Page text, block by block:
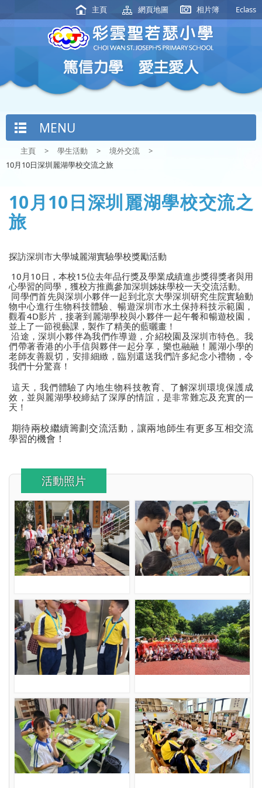
主頁 網頁地圖 相片簿 Eclass
MENU
主頁 > 學生活動 > 境外交流
>
10月10日深圳麗湖學校交流之旅
10月10日深圳麗湖學校交流之
旅
探訪深圳市大學城麗湖實驗學校獎勵活動
10月 10日，本校15位去年品行獎及學業成績進步獎得獎者與用
心學習的同學，獲校方推薦參加深圳姊妹學校一天交流活動。
同學們首先與深圳小夥伴一起到北京大學深圳研究生院實驗動
物中心進行生物科技體驗、暢遊深圳市水土保持科技示範園，
觀看4D影片，接著到麗湖學校與小夥伴一起午餐和暢遊校園，
並上了一節視藝課，製作了精美的藍曬畫！
沿途，深圳小夥伴為我們作導遊，介紹校園及深圳市特色。我
們帶著香港的小手信與夥伴一起分享，樂也融融！麗湖小學的
老師友善親切，安排細緻，臨別還送我們許多紀念小禮物，令
我們十分驚喜！
這天，我們體驗了內地生物科技教育、了解深圳環境保護成
效，並與麗湖學校締結了深厚的情誼，是非常難忘及充實的一
天！
期待兩校繼續籌劃交流活動，讓兩地師生有更多互相交流
學習的機會！
活動照片